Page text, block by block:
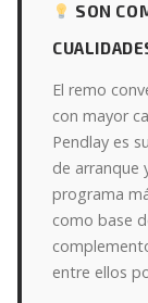
SON
El remo
con mayor
Pendlay es
de arranque
programa
como base
entre ellos